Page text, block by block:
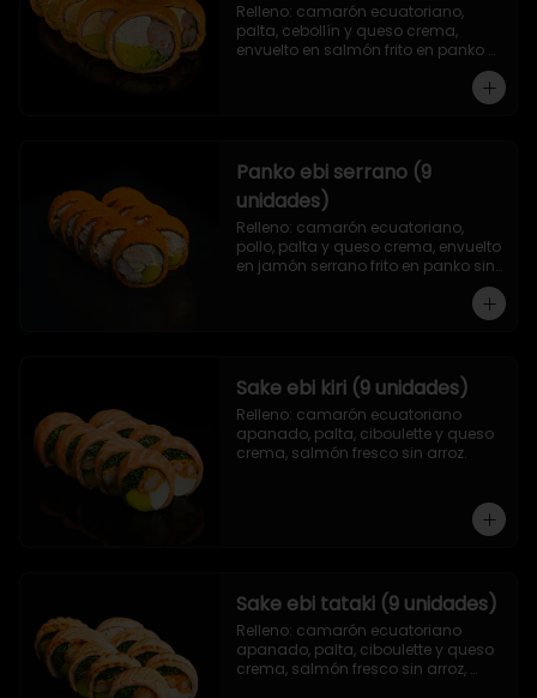
Relleno: camarón ecuatoriano,
palta, cebollín y queso crema,
envuelto en salmón frito en panko
Panko ebi serrano (9
unidades)
Relleno: camarón ecuatoriano,
pollo, palta y queso crema, envuelto
en jamón serrano frito en panko sin
Sake ebi kiri (9 unidades)
Relleno: camarón ecuatoriano
apanado, palta, ciboulette y queso
crema, salmón fresco sin arroz.
Sake ebi tataki (9 unidades)
Relleno: camarón ecuatoriano
apanado, palta, ciboulette y queso
crema, salmón fresco sin arroz,